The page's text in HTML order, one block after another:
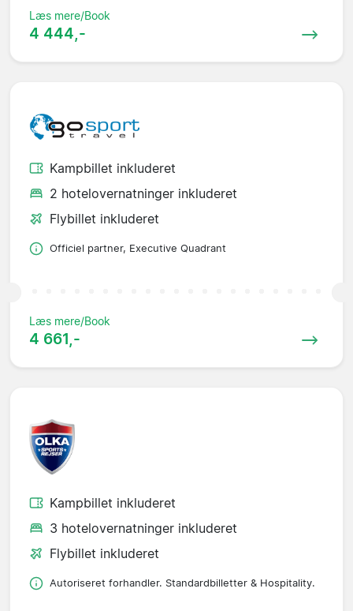
Læs mere/Book
4 444,-
Kampbillet inkluderet
2 hotelovernatninger inkluderet
Flybillet inkluderet
Officiel partner, Executive Quadrant
Læs mere/Book
4 661,-
Kampbillet inkluderet
3 hotelovernatninger inkluderet
Flybillet inkluderet
Autoriseret forhandler. Standardbilletter & Hospitality.